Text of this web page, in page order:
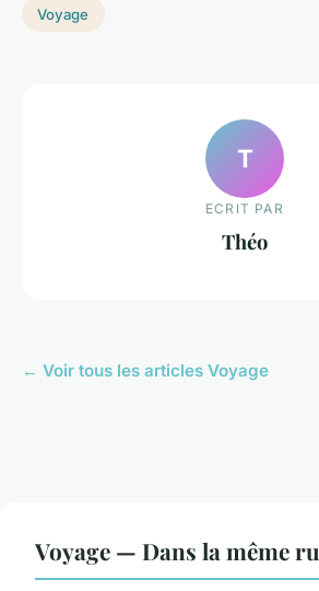
Voyage
T
ECRIT PAR
Théo
← Voir tous les articles Voyage
Voyage — Dans la même